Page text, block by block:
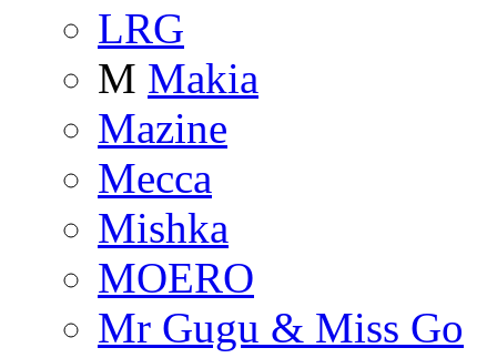
LRG
M Makia
Mazine
Mecca
Mishka
MOERO
Mr Gugu & Miss Go